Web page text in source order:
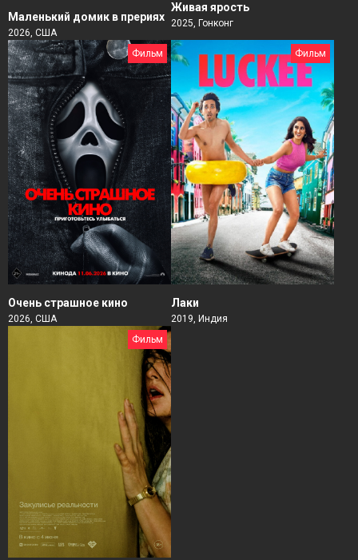
Маленький домик в прериях
2026, США
Живая ярость
2025, Гонконг
Фильм
Очень страшное кино
2026, США
Фильм
Лаки
2019, Индия
Фильм